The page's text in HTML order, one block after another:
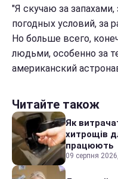
"Я скучаю за
погодных условий, за
Но больше всего,
людьми, особенно за
американский
Читайте також
Як
хитрощів
працюють
09 серпня